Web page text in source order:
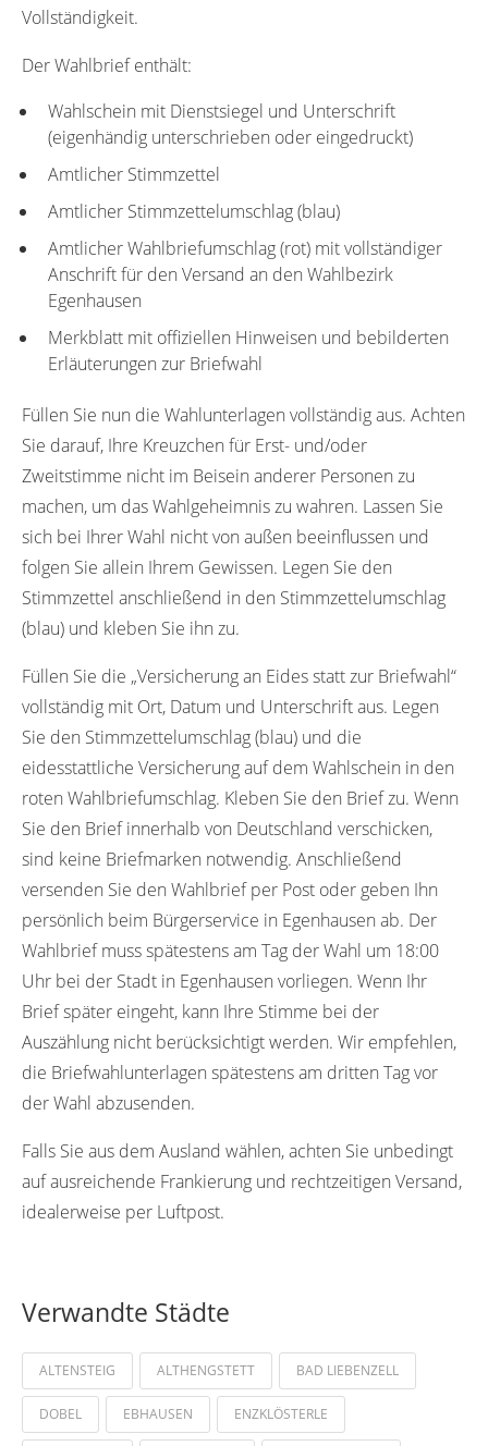
Vollständigkeit.
Der Wahlbrief enthält:
Wahlschein mit Dienstsiegel und Unterschrift
(eigenhändig unterschrieben oder eingedruckt)
Amtlicher Stimmzettel
Amtlicher Stimmzettelumschlag (blau)
Amtlicher Wahlbriefumschlag (rot) mit vollständiger
Anschrift für den Versand an den Wahlbezirk
Egenhausen
Merkblatt mit offiziellen Hinweisen und bebilderten
Erläuterungen zur Briefwahl
Füllen Sie nun die Wahlunterlagen vollständig aus. Achten
Sie darauf, Ihre Kreuzchen für Erst- und/oder
Zweitstimme nicht im Beisein anderer Personen zu
machen, um das Wahlgeheimnis zu wahren. Lassen Sie
sich bei Ihrer Wahl nicht von außen beeinflussen und
folgen Sie allein Ihrem Gewissen. Legen Sie den
Stimmzettel anschließend in den Stimmzettelumschlag
(blau) und kleben Sie ihn zu.
Füllen Sie die „Versicherung an Eides statt zur Briefwahl“
vollständig mit Ort, Datum und Unterschrift aus. Legen
Sie den Stimmzettelumschlag (blau) und die
eidesstattliche Versicherung auf dem Wahlschein in den
roten Wahlbriefumschlag. Kleben Sie den Brief zu. Wenn
Sie den Brief innerhalb von Deutschland verschicken,
sind keine Briefmarken notwendig. Anschließend
versenden Sie den Wahlbrief per Post oder geben Ihn
persönlich beim Bürgerservice in Egenhausen ab. Der
Wahlbrief muss spätestens am Tag der Wahl um 18:00
Uhr bei der Stadt in Egenhausen vorliegen. Wenn Ihr
Brief später eingeht, kann Ihre Stimme bei der
Auszählung nicht berücksichtigt werden. Wir empfehlen,
die Briefwahlunterlagen spätestens am dritten Tag vor
der Wahl abzusenden.
Falls Sie aus dem Ausland wählen, achten Sie unbedingt
auf ausreichende Frankierung und rechtzeitigen Versand,
idealerweise per Luftpost.
Verwandte Städte
ALTENSTEIG ALTHENGSTETT BAD LIEBENZELL
DOBEL EBHAUSEN ENZKLÖSTERLE